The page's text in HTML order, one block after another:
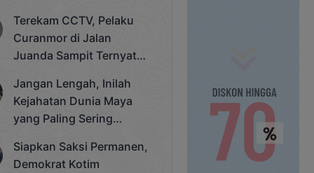
Cup 2025
Terekam CCTV, Pelaku
Curanmor di Jalan
Juanda Sampit Ternyata
Jangan Lengah, Inilah
Kejahatan Dunia Maya
yang Paling Sering
Siapkan Saksi Permanen,
Demokrat Kotim